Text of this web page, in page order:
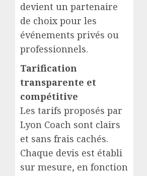
devient un partenaire
de choix pour les
événements privés ou
professionnels.
Tarification
transparente et
compétitive
Les tarifs proposés par
Lyon Coach sont clairs
et sans frais cachés.
Chaque devis est établi
sur mesure, en fonction